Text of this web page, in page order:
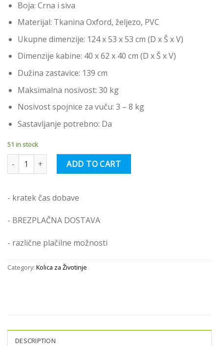
Boja: Crna i siva
Materijal: Tkanina Oxford, željezo, PVC
Ukupne dimenzije: 124 x 53 x 53 cm (D x Š x V)
Dimenzije kabine: 40 x 62 x 40 cm (D x Š x V)
Dužina zastavice: 139 cm
Maksimalna nosivost: 30 kg
Nosivost spojnice za vuču: 3 – 8 kg
Sastavljanje potrebno: Da
51 in stock
vidaXL Prikolica za bicikl za ljubimce sivo-crna od tkanine i
ADD TO CART
- kratek čas dobave
- BREZPLAČNA DOSTAVA
- različne plačilne možnosti
Category: Kolica za Životinje
DESCRIPTION